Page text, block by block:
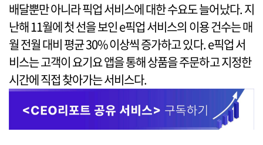
배달뿐만 아니라 픽업 서비스에 대한 수요도 늘어났다. 지
난해 11월에 첫 선을 보인 e픽업 서비스의 이용 건수는 매
월 전월 대비 평균 30% 이상씩 증가하고 있다. e픽업 서
비스는 고객이 요기요 앱을 통해 상품을 주문하고 지정한
시간에 직접 찾아가는 서비스다.